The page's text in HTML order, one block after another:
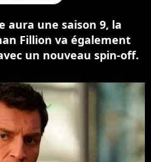
aura une saison 9, la
Fillion va également
un nouveau spin-off.